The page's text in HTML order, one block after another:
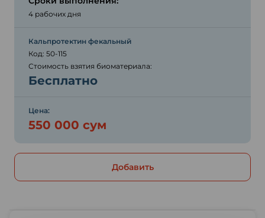
4 рабочих дня
Кальпротектин фекальный
Код: 50-115
Стоимость взятия биоматериала:
Бесплатно
Цена:
550 000 сум
Добавить